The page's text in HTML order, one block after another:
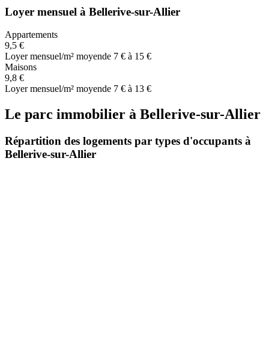
Loyer mensuel à Bellerive-sur-Allier
Appartements
9,5 €
Loyer mensuel/m² moyende 7 € à 15 €
Maisons
9,8 €
Loyer mensuel/m² moyende 7 € à 13 €
Le parc immobilier à Bellerive-sur-Allier
Répartition des logements par types d'occupants à
Bellerive-sur-Allier